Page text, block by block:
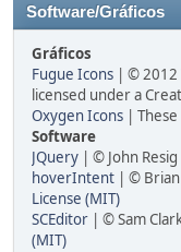
Software/Gráficos
Gráficos
Fugue Icons | © 2012
licensed under a
Oxygen Icons |
Software
JQuery | © John
hoverIntent | ©
License (MIT)
SCEditor | © Sam
(MIT)